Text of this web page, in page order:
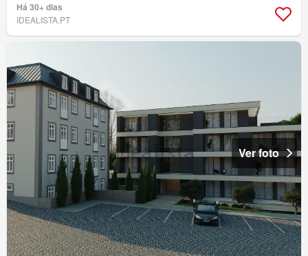
Há 30+ dias
IDEALISTA.PT
Ver foto